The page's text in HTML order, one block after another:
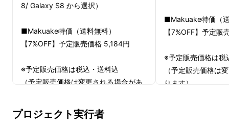
-----------------------
■置く位置が少しでもズレると充電されていな
8/ Galaxy S8 から選択）
■Makuake特価（送料無料）
【7%OFF】予定販売価格 5,184円
※予定販売価格は税込・送料込
（予定販売価格は変更される場合があ
■Makuake特価（
【7%OFF】予定
※予定販売価格は税
（予定販売価格は
ります）
プロジェクト実行者